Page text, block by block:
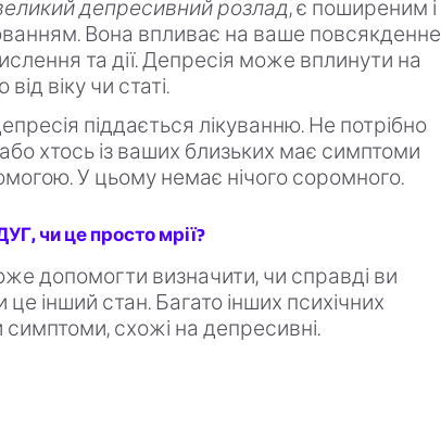
депресивний розлад, є поширеним і
Вона впливає на ваше повсякденне
та дії. Депресія може вплинути на
віку чи статі.
піддається лікуванню. Не потрібно
хтось із ваших близьких має симптоми
У цьому немає нічого соромного.
чи це просто мрії?
допомогти визначити, чи справді ви
інший стан. Багато інших психічних
схожі на депресивні.